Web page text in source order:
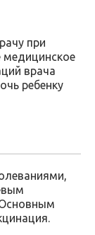
при
медицинское
врача
ребенку